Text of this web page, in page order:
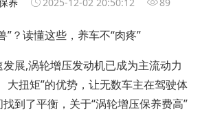
”？读懂这些，养车不“肉疼”
展,涡轮增压发动机已成为主流动力
大扭矩”的优势，让无数车主在驾驶体
到了平衡，关于“涡轮增压保养费高”